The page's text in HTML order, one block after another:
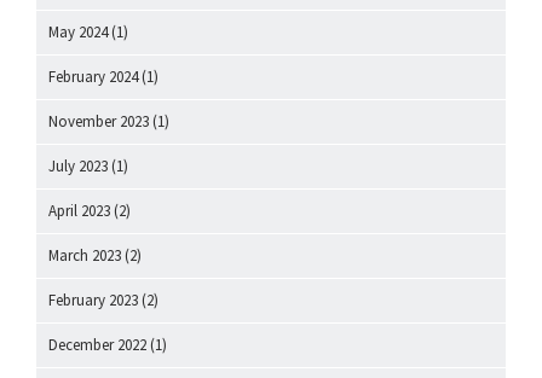
May 2024(1)
February 2024(1)
November 2023 (1)
July 2023 (1)
April 2023 (2)
March 2023 (2)
February 2023 (2)
December 2022 (1)